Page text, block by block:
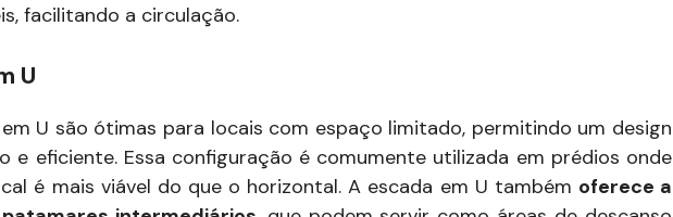
facilitando a circulação.
U
U são ótimas para locais com espaço limitado, permitindo um design
e eficiente. Essa configuração é comumente utilizada em prédios onde
é mais viável do que o horizontal. A escada em U também oferece a